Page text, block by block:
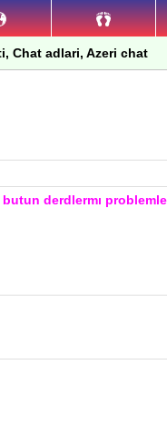
Chat adlari, Azeri chat
derdlermı